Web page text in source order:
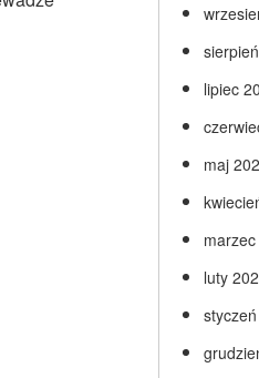
lipiec
maj
luty